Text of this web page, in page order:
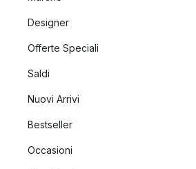
Designer
Offerte Speciali
Saldi
Nuovi Arrivi
Bestseller
Occasioni